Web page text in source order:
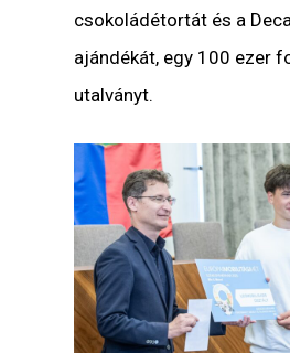
csokoládétortát és a
ajándékát, egy 100 ezer
utalványt.